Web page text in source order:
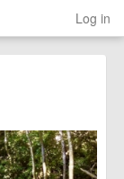
Log in